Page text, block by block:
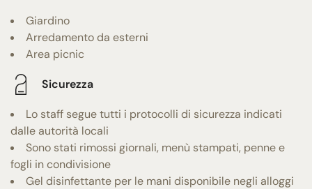
Giardino
Arredamento da esterni
Area picnic
Sicurezza
Lo staff segue tutti i protocolli di sicurezza indicati
dalle autorità locali
Sono stati rimossi giornali, menù stampati, penne e
fogli in condivisione
Gel disinfettante per le mani disponibile negli alloggi